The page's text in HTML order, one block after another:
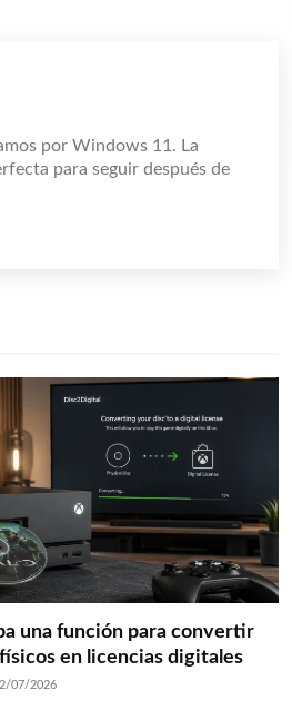
por Windows 11. La
para seguir después de
una función para convertir
en licencias digitales
07/2026